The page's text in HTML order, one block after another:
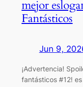
mejor
Fantásticos
Jun 9,
¡Advertencia!
fantásticos #12!